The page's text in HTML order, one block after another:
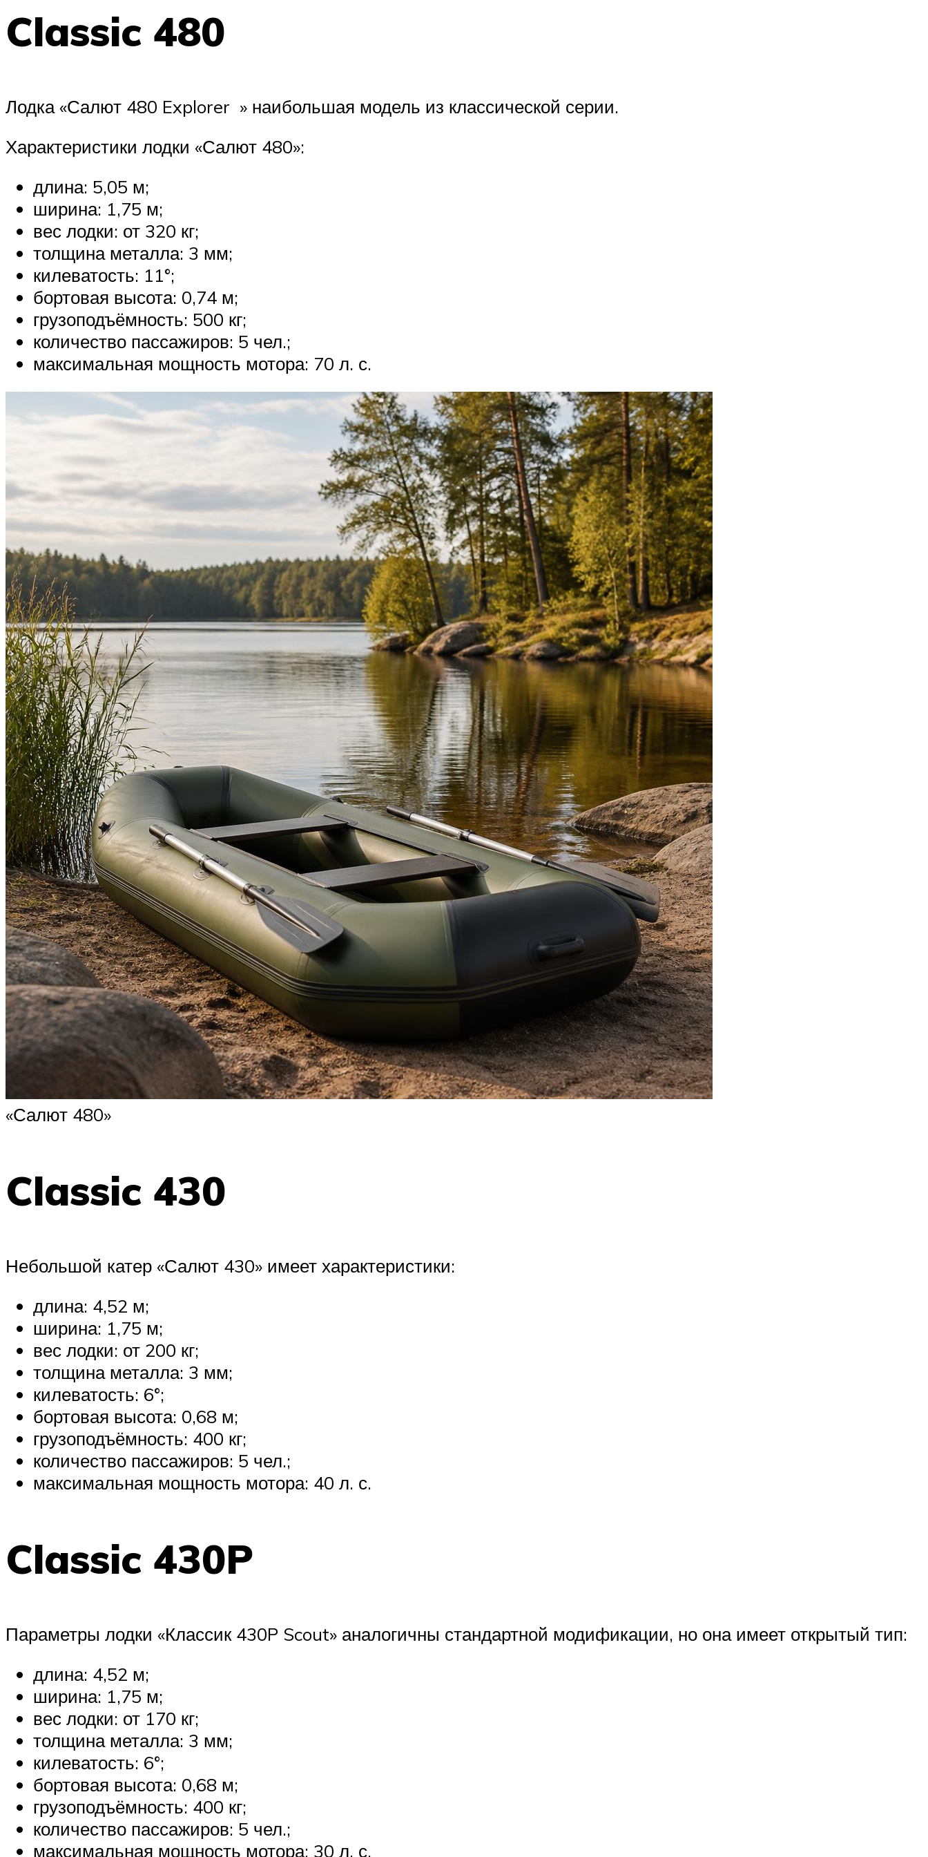
Classic 480
Лодка «Салют 480 Explorer » наибольшая модель из классической серии.
Характеристики лодки «Салют 480»:
длина: 5,05 м;
ширина: 1,75 м;
вес лодки: от 320 кг;
толщина металла: 3 мм;
килеватость: 11°;
бортовая высота: 0,74 м;
грузоподъёмность: 500 кг;
количество пассажиров: 5 чел.;
максимальная мощность мотора: 70 л. с.
«Салют 480»
Classic 430
Небольшой катер «Салют 430» имеет характеристики:
длина: 4,52 м;
ширина: 1,75 м;
вес лодки: от 200 кг;
толщина металла: 3 мм;
килеватость: 6°;
бортовая высота: 0,68 м;
грузоподъёмность: 400 кг;
количество пассажиров: 5 чел.;
максимальная мощность мотора: 40 л. с.
Classic 430P
Параметры лодки «Классик 430P Scout» аналогичны стандартной модификации, но она имеет открытый тип:
длина: 4,52 м;
ширина: 1,75 м;
вес лодки: от 170 кг;
толщина металла: 3 мм;
килеватость: 6°;
бортовая высота: 0,68 м;
грузоподъёмность: 400 кг;
количество пассажиров: 5 чел.;
максимальная мощность мотора: 30 л. с.